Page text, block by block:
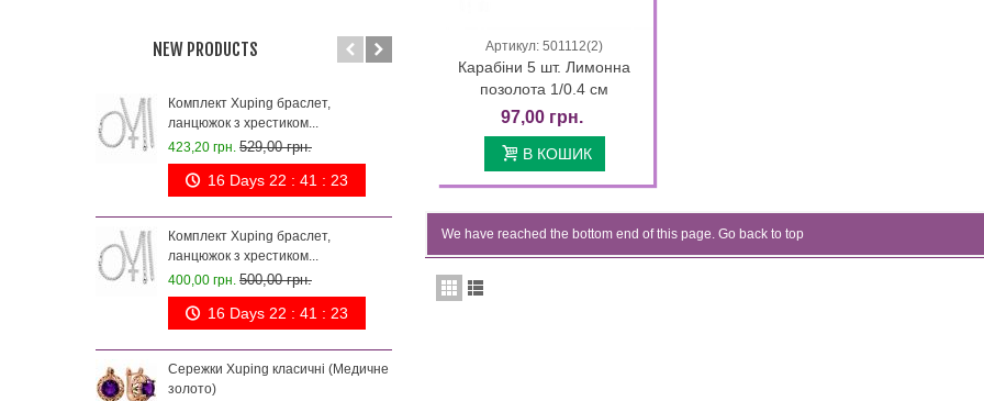
NEW PRODUCTS
Комплект Xuping браслет,
ланцюжок з хрестиком...
423,20 грн. 529,00 грн.
16 Days 22 : 41 : 23
Комплект Xuping браслет,
ланцюжок з хрестиком...
400,00 грн. 500,00 грн.
16 Days 22 : 41 : 23
Сережки Xuping класичні (Медичне
золото)
0,5/50 см...
212,00 грн.
Сережки Xuping позолота Камінь
0,8 (зелений) на...
75,65 грн.89,00 грн.
Сережки Xuping 1,5 см синій камінь
(Медичне...
Quick view
Артикул: 501112(2)
Карабіни 5 шт. Лимонна
позолота 1/0.4 см
97,00 грн.
В КОШИК
We have reached the bottom end of this page. Go back to top